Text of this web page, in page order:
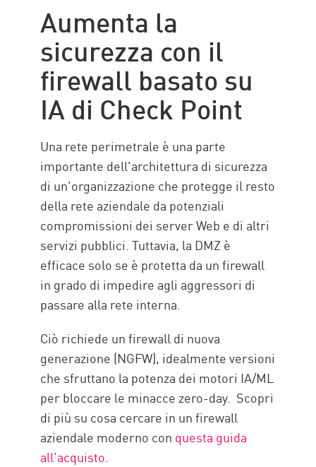
Aumenta la
sicurezza con il
firewall basato su
IA di Check Point
Una rete perimetrale è una parte
importante dell'architettura di sicurezza
di un'organizzazione che protegge il resto
della rete aziendale da potenziali
compromissioni dei server Web e di altri
servizi pubblici. Tuttavia, la DMZ è
efficace solo se è protetta da un firewall
in grado di impedire agli aggressori di
passare alla rete interna.
Ciò richiede un firewall di nuova
generazione (NGFW), idealmente versioni
che sfruttano la potenza dei motori IA/ML
per bloccare le minacce zero-day. Scopri
di più su cosa cercare in un firewall
aziendale moderno con questa guida
all'acquisto.